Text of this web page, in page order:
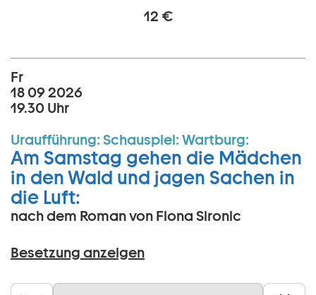
12 €
Fr
18 09 2026
19.30 Uhr
Uraufführung: Schauspiel: Wartburg:
Am Samstag gehen die Mädchen
in den Wald und jagen Sachen in
die Luft:
nach dem Roman von Fiona Sironic
Besetzung anzeigen